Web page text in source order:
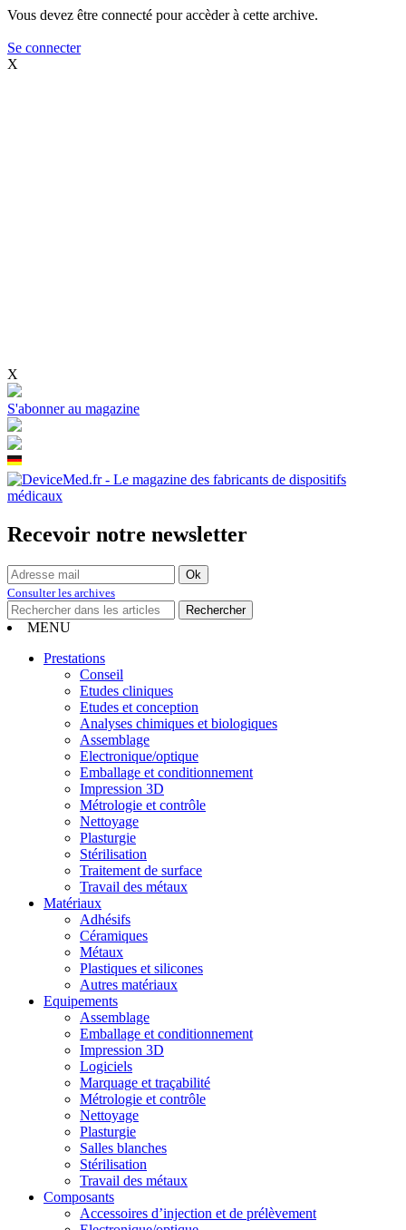
Vous devez être connecté pour accèder à cette archive.
Se connecter
X
X
S'abonner au magazine
Recevoir notre newsletter
Consulter les archives
MENU
Prestations
Conseil
Etudes cliniques
Etudes et conception
Analyses chimiques et biologiques
Assemblage
Electronique/optique
Emballage et conditionnement
Impression 3D
Métrologie et contrôle
Nettoyage
Plasturgie
Stérilisation
Traitement de surface
Travail des métaux
Matériaux
Adhésifs
Céramiques
Métaux
Plastiques et silicones
Autres matériaux
Equipements
Assemblage
Emballage et conditionnement
Impression 3D
Logiciels
Marquage et traçabilité
Métrologie et contrôle
Nettoyage
Plasturgie
Salles blanches
Stérilisation
Travail des métaux
Composants
Accessoires d’injection et de prélèvement